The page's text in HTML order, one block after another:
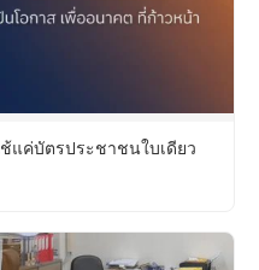
แค่บัตรประชาชนใบเดียว